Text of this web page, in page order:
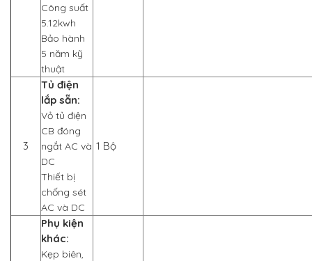
Công suất
5.12kwh
Bảo hành
5 năm kỹ
thuật
3
Tủ điện
lắp sẵn:
Vỏ tủ điện
CB đóng
ngắt AC và
DC
Thiết bị
chống sét
AC và DC
1 Bộ
Phụ kiện
khác:
Kẹp biên,